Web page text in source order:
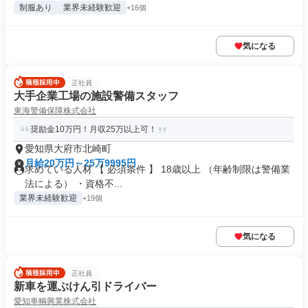
制服あり 業界未経験歓迎 +16個
気になる
正社員
大手企業工場の施設警備スタッフ
東海警備保障株式会社
奨励金10万円！月収25万以上可！
愛知県大府市北崎町
月給20万円～25万9995円
求めている人材 【 必須条件 】 18歳以上 （年齢制限は警備業
法による） ・資格不...
業界未経験歓迎 +19個
気になる
正社員
新車を運ぶけん引ドライバー
愛知車輌興業株式会社